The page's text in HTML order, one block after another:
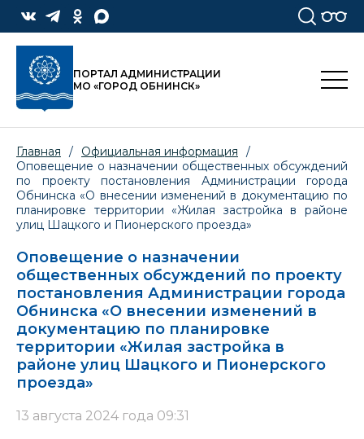
ПОРТАЛ АДМИНИСТРАЦИИ
МО «ГОРОД ОБНИНСК»
Главная / Официальная информация
/
Оповещение о назначении общественных обсуждений
по проекту постановления Администрации города
Обнинска «О внесении изменений в документацию по
планировке территории «Жилая застройка в районе
улиц Шацкого и Пионерского проезда»
Оповещение о назначении
общественных обсуждений по проекту
постановления Администрации города
Обнинска «О внесении изменений в
документацию по планировке
территории «Жилая застройка в
районе улиц Шацкого и Пионерского
проезда»
13 августа 2024 года 09:31